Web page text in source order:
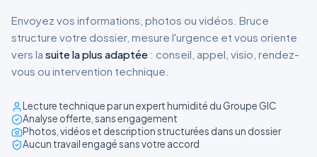
Envoyez vos informations, photos ou vidéos. Bruce
structure votre dossier, mesure l'urgence et vous oriente
vers la suite la plus adaptée : conseil, appel, visio, rendez-
vous ou intervention technique.
Lecture technique par un expert humidité du Groupe GIC
Analyse offerte, sans engagement
Photos, vidéos et description structurées dans un dossier
Aucun travail engagé sans votre accord